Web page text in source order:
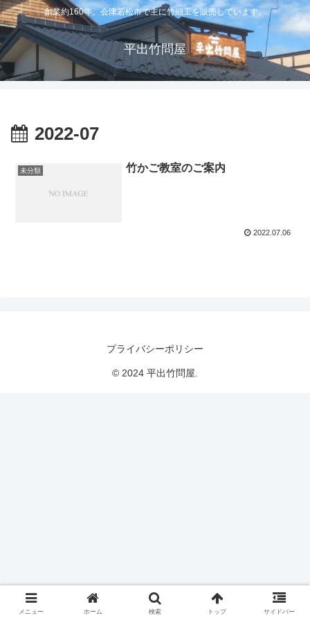
創業約160年。会津若松市で主に竹細工を販売しています。
平出竹問屋
2022-07
未分類 竹かご教室のご案内
2022.07.06
プライバシーポリシー
© 2024 平出竹問屋.
メニュー ホーム 検索 トップ サイドバー